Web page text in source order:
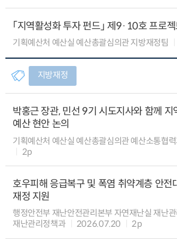
「지역활성화 투자 펀드」 제9·10호 프로
기획예산처 예산실 예산총괄심의관 지방재정팀
지방재정
박홍근 장관, 민선 9기 시도지사와 함께
예산 현안 논의
기획예산처 예산실 예산총괄심의관 예산소통협
2p
호우피해 응급복구 및 폭염 취약계층 안전
재정 지원
행정안전부 재난안전관리본부 자연재난실 재난
재난관리정책과
2026.07.20 2p